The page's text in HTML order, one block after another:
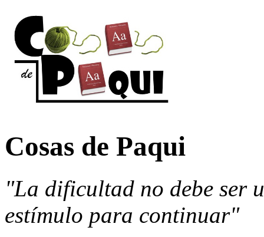
Cosas de Paqui
"La dificultad no debe ser
estímulo para continuar"